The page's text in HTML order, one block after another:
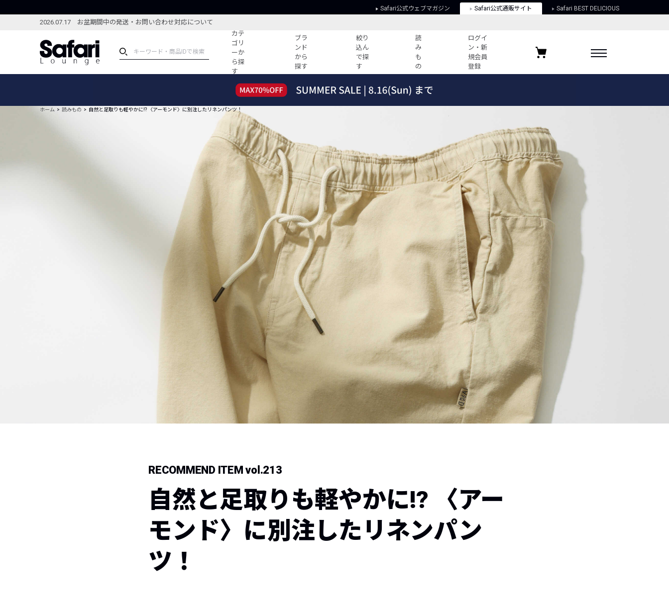
Safari公式ウェブマガジン Safari公式通販サイト Safari BEST DELICIOUS
2026.07.17 お盆期間中の発送・お問い合わせ対応について
カテ
ゴリ
ーか
ら探
す
ブラ
ンド
から
探す
絞り
込ん
で探
す
読
み
も
の
ログイ
ン・新
規会員
登録
ブランドから探す
特集記事
コーディネート
編集部のおすすめコーディネート
すべての記事
ーデ紹介
HOTなコーデ TOP20
新ブランドご紹介！
人気記事ランキング
バイヤーズ レコメンド
今週の別注アイテム
ウィークリーコーデ
レコメンドアイテム
ピックアップアイテム
フォーカスブランド
セールおすすめアイテム
人気アイテム TOP 15
会社概要
会員利用規約
プライバシーポリシー
特定商取引に関する法律
お気に入りブランド
最近チェックしたアイテム
ホーム 読みもの 自然と足取りも軽やかに!? 〈アーモンド〉に別注したリネンパンツ！
RECOMMEND ITEM vol.213
自然と足取りも軽やかに!? 〈アー
モンド〉に別注したリネンパン
ツ！